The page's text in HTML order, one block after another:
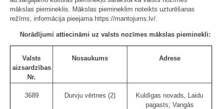
mākslas piemineklis. Mākslas piemineklim noteikts uzturēšanas
režīms, informācija pieejama https://mantojums.lv/.
Norādījumi attiecināmi uz valsts nozīmes mākslas pieminekli:
Valsts
aizsardzības
Nr.
Nosaukums Adrese
3689 Durvju vērtnes (2)
Kuldīgas novads, Laidu
pagasts; Vangās